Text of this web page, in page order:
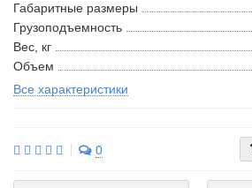
Габаритные размеры
Грузоподъемность
Вес, кг
Объем
Все характеристики
0